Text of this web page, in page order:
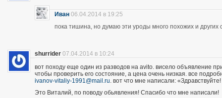
Иван 06.04.2014 в 19:25
пока тишина, но думаю эти уроды много похожих и
shurrider 07.04.2014 в 10:24
вот походу еще один из разводов на avito. висело объявление
чтобы проверить его состояние, а цена очень низкая. все
ivanov-vitaliy-1991@mail.ru . вот что мне написали: «Здравствуйте!
Это Виталий, по поводу обьявления! Спасибо что мне написали!